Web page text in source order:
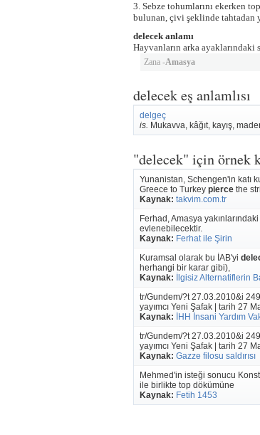
3. Sebze tohumlarını ekerken
bulunan, çivi şeklinde tahtadan
delecek anlamı
Hayvanların arka
Zana -Amasya
delecek eş anlamlısı
delgeç
is. Mukavva, kâğıt, kayış,
"delecek" için örnek
Yunanistan, Schengen'in katı
Greece to Turkey pierce the
Kaynak: takvim.com.tr
Ferhad, Amasya
evlenebilecektir.
Kaynak: Ferhat ile Şirin
Kuramsal olarak bu İAB'yi
herhangi bir karar gibi),
Kaynak:
İlgisiz Alternatiflerin
tr/Gundem/?t 27.03.2010&i
yayımcı Yeni Şafak | tarih 27
Kaynak:
İHH İnsani Yardım
tr/Gundem/?t 27.03.2010&i
yayımcı Yeni Şafak | tarih 27
Kaynak: Gazze filosu saldırısı
Mehmed'in isteği sonucu
ile birlikte top dökümüne
Kaynak: Fetih 1453